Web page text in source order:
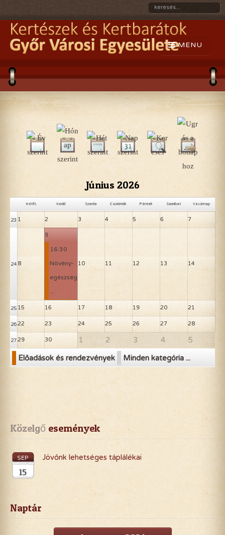
Június 2026
Hétfő Kedd Szerda Csütörtök Péntek Szombat Vasárnap
23 1 2 3 4 5 6 7
24 8
9
16:30
Növény-
egészség
...
10 11 12 13 14
25 15 16 17 18 19 20 21
2622 23 24 25 26 27 28
2729 30 1 2 3 4
5
Előadások és rendezvények
Minden kategória ...
Közelgő események
SEP
15
Jövőnk lehetséges táplálékai
Naptár